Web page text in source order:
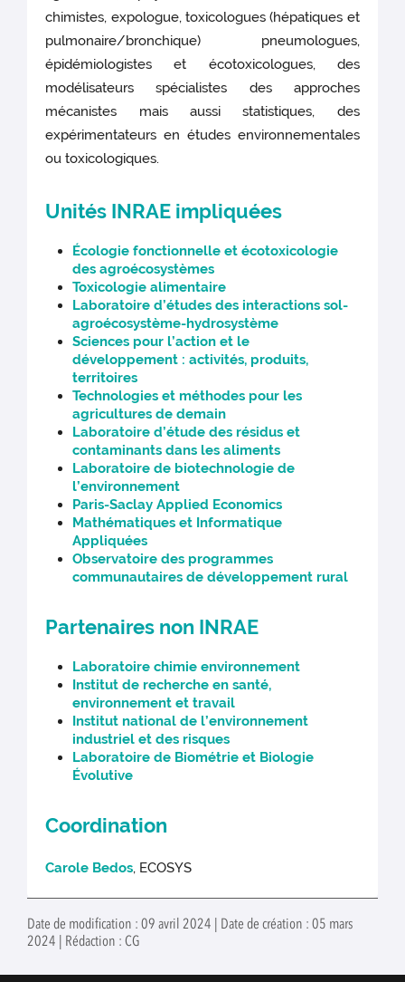
chimistes, expologue, toxicologues (hépatiques et
pulmonaire/bronchique) pneumologues,
épidémiologistes et écotoxicologues, des
modélisateurs spécialistes des approches
mécanistes mais aussi statistiques, des
expérimentateurs en études environnementales
ou toxicologiques.
Unités INRAE impliquées
Écologie fonctionnelle et écotoxicologie
des agroécosystèmes
Toxicologie alimentaire
Laboratoire d’études des interactions sol-
agroécosystème-hydrosystème
Sciences pour l’action et le
développement : activités, produits,
territoires
Technologies et méthodes pour les
agricultures de demain
Laboratoire d’étude des résidus et
contaminants dans les aliments
Laboratoire de biotechnologie de
l’environnement
Paris-Saclay Applied Economics
Mathématiques et Informatique
Appliquées
Observatoire des programmes
communautaires de développement rural
Partenaires non INRAE
Laboratoire chimie environnement
Institut de recherche en santé,
environnement et travail
Institut national de l’environnement
industriel et des risques
Laboratoire de Biométrie et Biologie
Évolutive
Coordination
Carole Bedos, ECOSYS
Date de modification : 09 avril 2024 | Date de création : 05 mars
2024 | Rédaction : CG